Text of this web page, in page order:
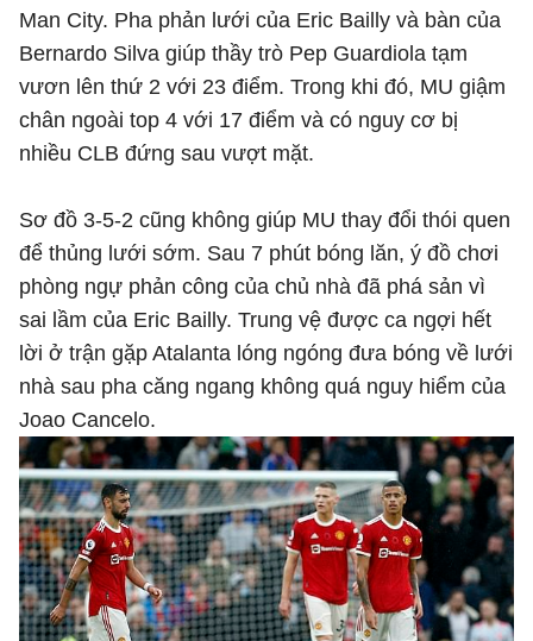
Man City. Pha phản lưới của Eric Bailly và bàn của
Bernardo Silva giúp thầy trò Pep Guardiola tạm
vươn lên thứ 2 với 23 điểm. Trong khi đó, MU giậm
chân ngoài top 4 với 17 điểm và có nguy cơ bị
nhiều CLB đứng sau vượt mặt.
Sơ đồ 3-5-2 cũng không giúp MU thay đổi thói quen
để thủng lưới sớm. Sau 7 phút bóng lăn, ý đồ chơi
phòng ngự phản công của chủ nhà đã phá sản vì
sai lầm của Eric Bailly. Trung vệ được ca ngợi hết
lời ở trận gặp Atalanta lóng ngóng đưa bóng về lưới
nhà sau pha căng ngang không quá nguy hiểm của
Joao Cancelo.